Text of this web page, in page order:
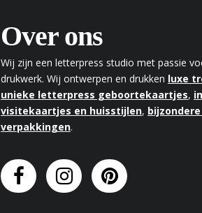
Over ons
Wij zijn een letterpress studio met passie
drukwerk. Wij ontwerpen en drukken luxe
unieke letterpress geboortekaartjes,
visitekaartjes en huisstijlen,
verpakkingen.